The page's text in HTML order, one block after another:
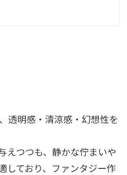
透明感・清涼感・幻想性を
えつつも、静かな佇まいや
しており、ファンタジー作